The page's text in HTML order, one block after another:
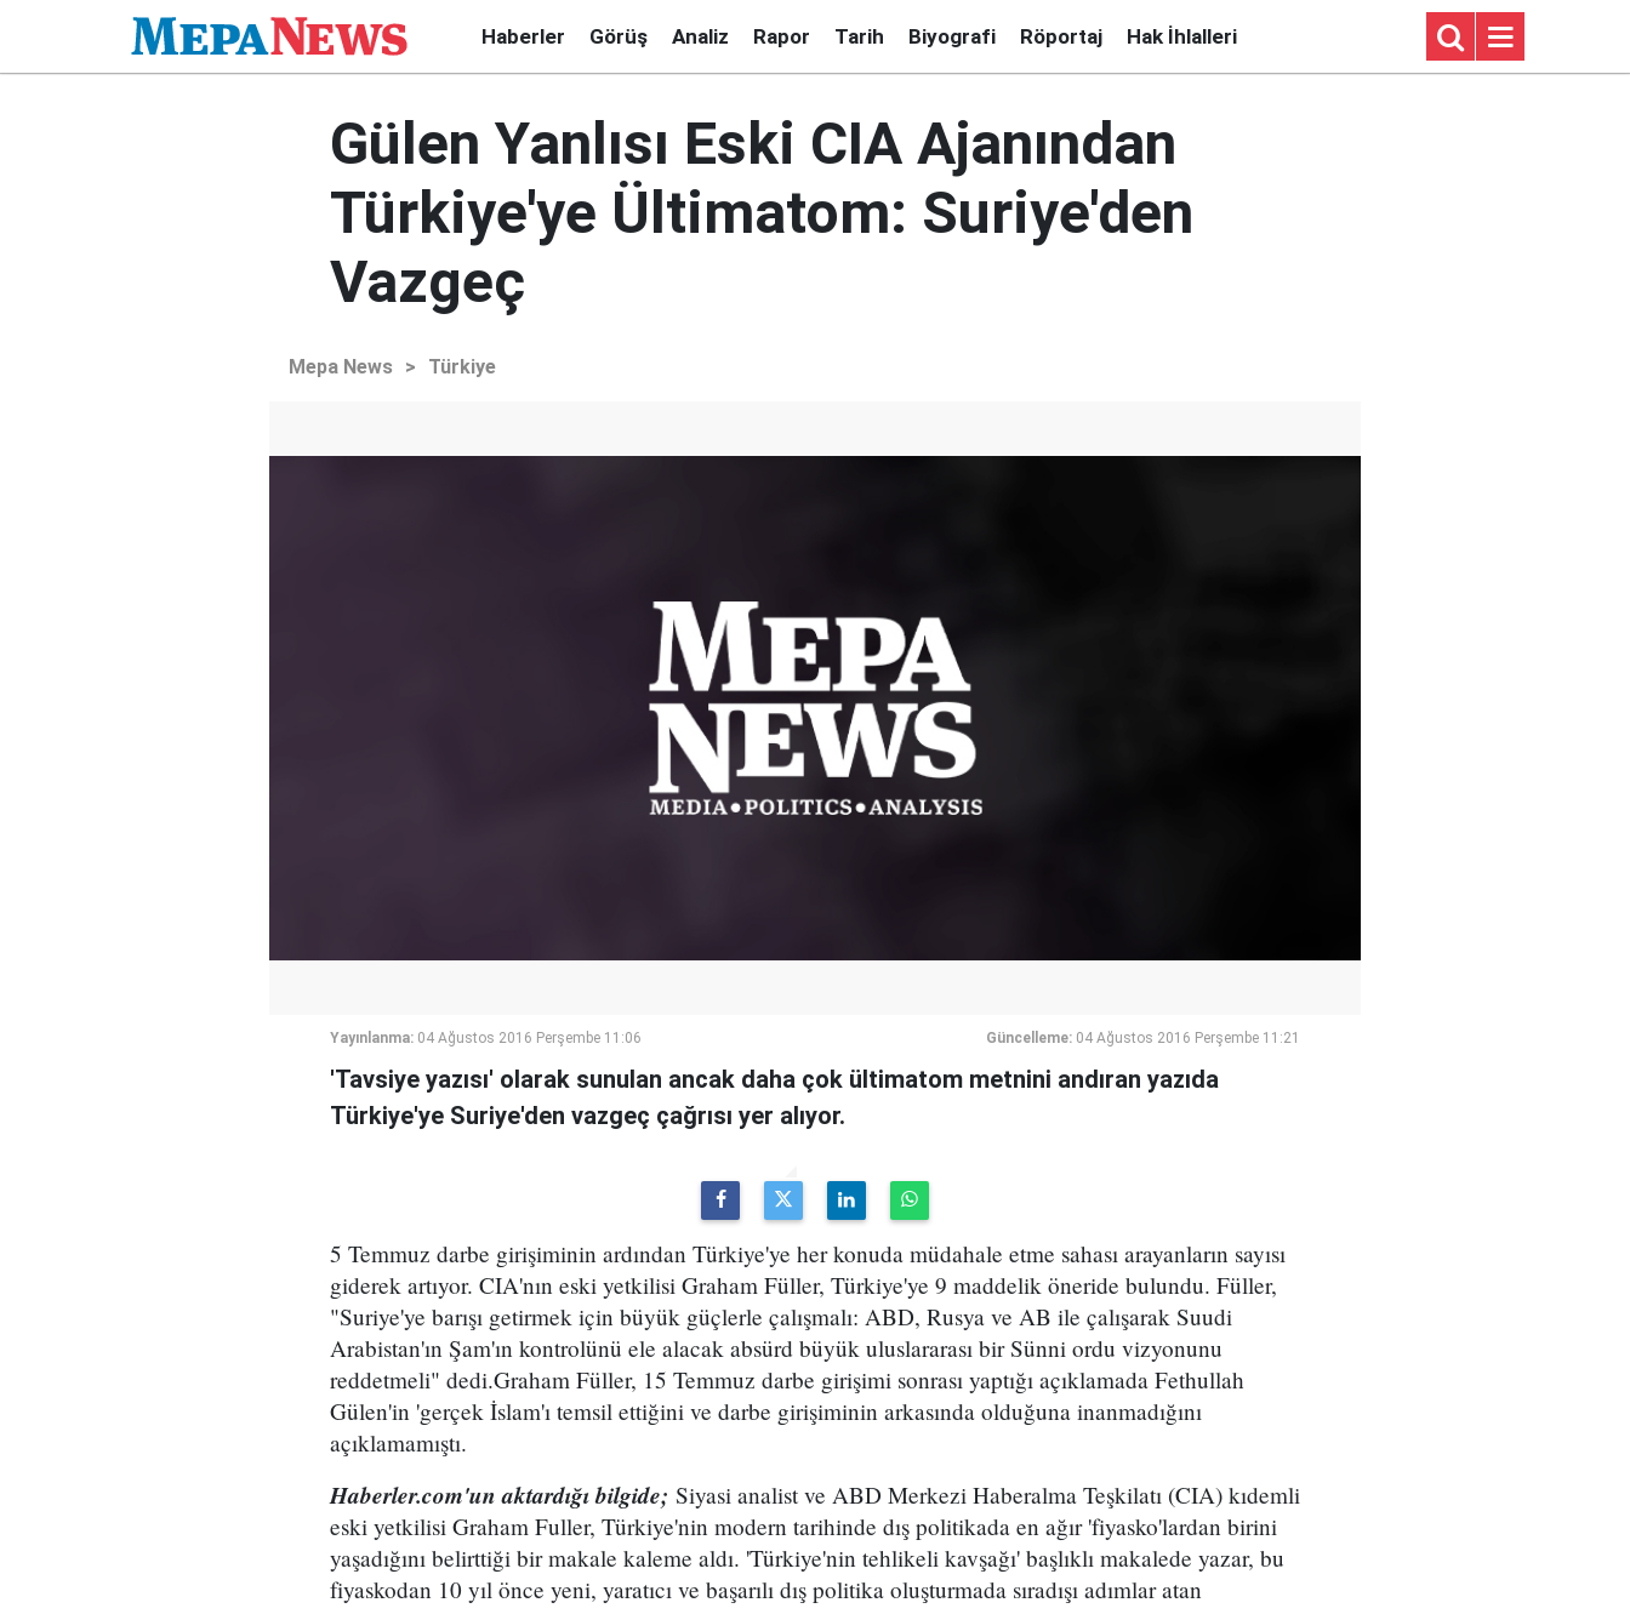
Haberler Görüş Analiz Rapor Tarih Biyografi Röportaj Hak İhlalleri
Gülen Yanlısı Eski CIA Ajanından
Türkiye'ye Ültimatom: Suriye'den
Vazgeç
Mepa News > Türkiye
Yayınlanma: 04 Ağustos 2016 Perşembe 11:06 Güncelleme: 04 Ağustos 2016 Perşembe 11:21
'Tavsiye yazısı' olarak sunulan ancak daha çok ültimatom metnini andıran yazıda
Türkiye'ye Suriye'den vazgeç çağrısı yer alıyor.
5 Temmuz darbe girişiminin ardından Türkiye'ye her konuda müdahale etme sahası arayanların sayısı
giderek artıyor. CIA'nın eski yetkilisi Graham Füller, Türkiye'ye 9 maddelik öneride bulundu. Füller,
"Suriye'ye barışı getirmek için büyük güçlerle çalışmalı: ABD, Rusya ve AB ile çalışarak Suudi
Arabistan'ın Şam'ın kontrolünü ele alacak absürd büyük uluslararası bir Sünni ordu vizyonunu
reddetmeli" dedi.Graham Füller, 15 Temmuz darbe girişimi sonrası yaptığı açıklamada Fethullah
Gülen'in 'gerçek İslam'ı temsil ettiğini ve darbe girişiminin arkasında olduğuna inanmadığını
açıklamamıştı.
Haberler.com'un aktardığı bilgide; Siyasi analist ve ABD Merkezi Haberalma Teşkilatı (CIA) kıdemli
eski yetkilisi Graham Fuller, Türkiye'nin modern tarihinde dış politikada en ağır 'fiyasko'lardan birini
yaşadığını belirttiği bir makale kaleme aldı. 'Türkiye'nin tehlikeli kavşağı' başlıklı makalede yazar, bu
fiyaskodan 10 yıl önce yeni, yaratıcı ve başarılı dış politika oluşturmada sıradışı adımlar atan